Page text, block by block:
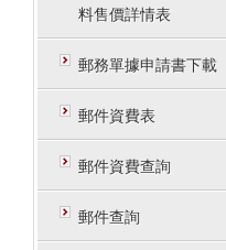
料售價詳情表
郵務單據申請書下載
郵件資費表
郵件資費查詢
郵件查詢